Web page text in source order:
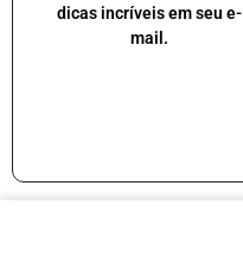
dicas incríveis em seu e-
mail.